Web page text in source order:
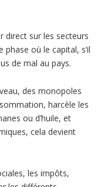
direct sur les secteurs
où le capital, s’il
de mal au pays.
des monopoles
harcèle les
ou d’huile, et
cela devient
les impôts,